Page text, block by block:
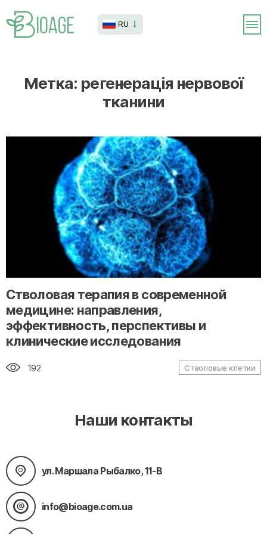
RU
Метка: регенерація нервової
тканини
" alt="loading" class="img-responsive"/>
Стволовая терапия в современной
медицине: направления,
эффективность, перспективы и
клинические исследования
192 Стволовые клетки
Наши контакты
ул. Маршала Рыбалко, 11-В
info@bioage.com.ua